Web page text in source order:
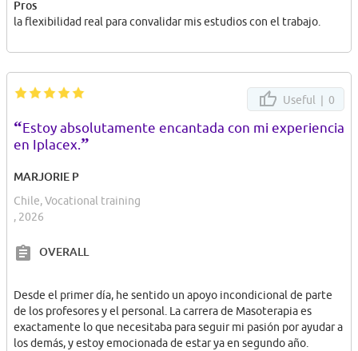
experiencia mucho más gratificante. Estoy muy feliz de haber
dado este paso aquí y de haber convertido este proyecto en una
convalidar otra de similares características.. que era algo que
tambien quería... puedo decir que en 3 años pude obtener 2
títulos técnicos....
Tec. En educación diferencial y especial
Pros
la flexibilidad real para convalidar mis estudios con el trabajo.
Useful | 0
“Estoy absolutamente encantada con mi experiencia
en Iplacex.”
MARJORIE P
Chile, Vocational training
, 2026
OVERALL
Desde el primer día, he sentido un apoyo incondicional de parte
de los profesores y el personal. La carrera de Masoterapia es
exactamente lo que necesitaba para seguir mi pasión por ayudar a
los demás, y estoy emocionada de estar ya en segundo año.